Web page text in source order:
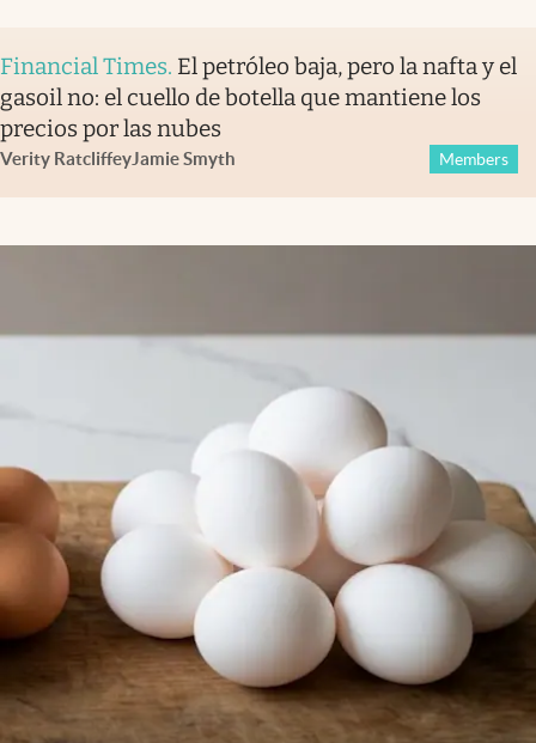
Financial Times. El petróleo baja, pero la nafta y el
gasoil no: el cuello de botella que mantiene los
precios por las nubes
Verity RatcliffeyJamie Smyth Members